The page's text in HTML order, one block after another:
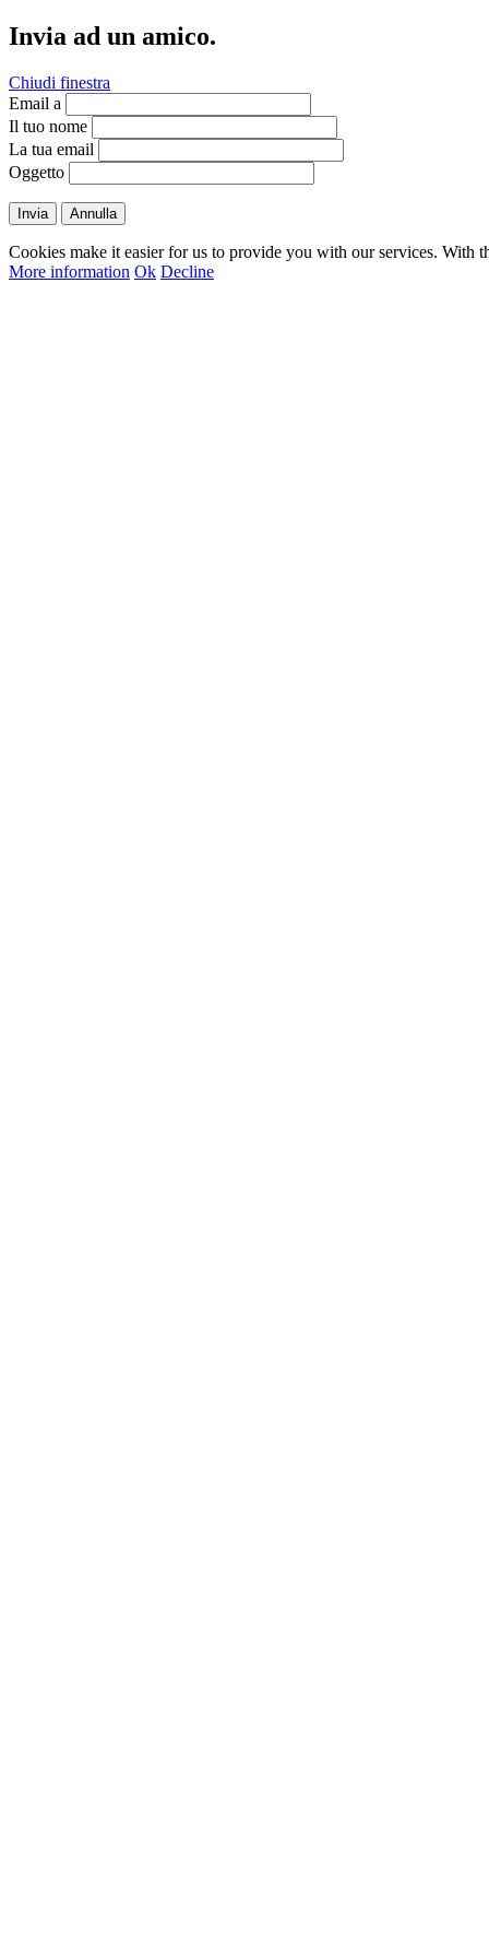
Invia ad un amico.
Chiudi finestra
Email a
Il tuo nome
La tua email
Oggetto
Invia Annulla
Cookies make it easier for us to provide you with our services. With
More information Ok Decline